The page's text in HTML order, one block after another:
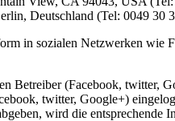
Deutschland (Tel: 0049
in sozialen Netzwerken
Betreiber (Facebook, twitter,
twitter, Google+)
wird die